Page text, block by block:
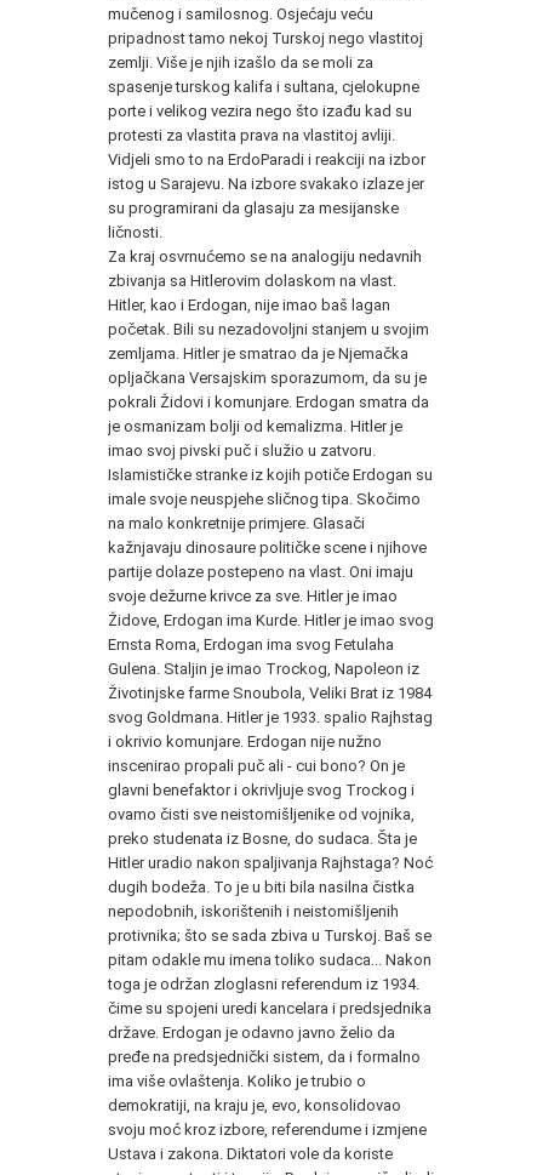
mučenog i samilosnog. Osjećaju veću
pripadnost tamo nekoj Turskoj nego vlastitoj
zemlji. Više je njih izašlo da se moli za
spasenje turskog kalifa i sultana, cjelokupne
porte i velikog vezira nego što izađu kad su
protesti za vlastita prava na vlastitoj avliji.
Vidjeli smo to na ErdoParadi i reakciji na izbor
istog u Sarajevu. Na izbore svakako izlaze jer
su programirani da glasaju za mesijanske
ličnosti.
Za kraj osvrnućemo se na analogiju nedavnih
zbivanja sa Hitlerovim dolaskom na vlast.
Hitler, kao i Erdogan, nije imao baš lagan
početak. Bili su nezadovoljni stanjem u svojim
zemljama. Hitler je smatrao da je Njemačka
opljačkana Versajskim sporazumom, da su je
pokrali Židovi i komunjare. Erdogan smatra da
je osmanizam bolji od kemalizma. Hitler je
imao svoj pivski puč i služio u zatvoru.
Islamističke stranke iz kojih potiče Erdogan su
imale svoje neuspjehe sličnog tipa. Skočimo
na malo konkretnije primjere. Glasači
kažnjavaju dinosaure političke scene i njihove
partije dolaze postepeno na vlast. Oni imaju
svoje dežurne krivce za sve. Hitler je imao
Židove, Erdogan ima Kurde. Hitler je imao svog
Ernsta Roma, Erdogan ima svog Fetulaha
Gulena. Staljin je imao Trockog, Napoleon iz
Životinjske farme Snoubola, Veliki Brat iz 1984
svog Goldmana. Hitler je 1933. spalio Rajhstag
i okrivio komunjare. Erdogan nije nužno
inscenirao propali puč ali - cui bono? On je
glavni benefaktor i okrivljuje svog Trockog i
ovamo čisti sve neistomišljenike od vojnika,
preko studenata iz Bosne, do sudaca. Šta je
Hitler uradio nakon spaljivanja Rajhstaga? Noć
dugih bodeža. To je u biti bila nasilna čistka
nepodobnih, iskorištenih i neistomišljenih
protivnika; što se sada zbiva u Turskoj. Baš se
pitam odakle mu imena toliko sudaca... Nakon
toga je održan zloglasni referendum iz 1934.
čime su spojeni uredi kancelara i predsjednika
države. Erdogan je odavno javno želio da
pređe na predsjednički sistem, da i formalno
ima više ovlaštenja. Koliko je trubio o
demokratiji, na kraju je, evo, konsolidovao
svoju moć kroz izbore, referendume i izmjene
Ustava i zakona. Diktatori vole da koriste